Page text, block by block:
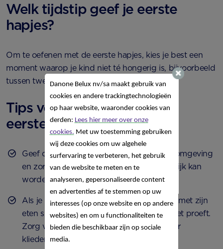
Welk tijdstip geef je eerste
hapjes?
Om te oefenen met de eerste hapjes, kies je best een
moment waarop je kind niet té hongerig is, bijvoorbeeld
tussen twee voedingen in.
Tips voor het geven van de
eerste hapjes
Geef de eerste hapjes in een vertrouwde omgeving
en zorg ervoor dat je kindje zo min mogelijk kan
worden afgeleid.
Als je kindje wilt, laat hem dan een beetje met zijn
eten spelen en onderzoeken voordat hij het proeft.
Zorg voor een slabbetje en laat hem lekker
kliederen.
Danone Belux nv/sa maakt gebruik van
cookies en andere trackingtechnologieën
op haar website, waaronder cookies van
derden: Lees hier meer over onze
cookies. Met uw toestemming gebruiken
wij deze cookies om uw algehele
surfervaring te verbeteren, het gebruik
van de website te meten en te
analyseren, gepersonaliseerde content
en advertenties af te stemmen op uw
interesses (op onze website en op andere
websites) en om u functionaliteiten te
bieden die beschikbaar zijn op sociale
media.